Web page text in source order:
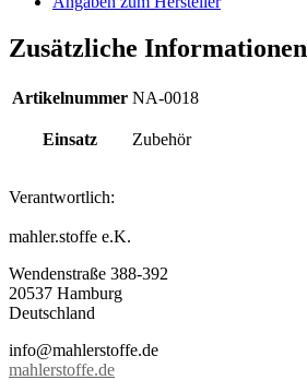
Zusätzliche Informationen
Artikelnummer NA-0018
Einsatz Zubehör
Verantwortlich:
mahler.stoffe e.K.
Wendenstraße 388-392
20537 Hamburg
Deutschland
info@mahlerstoffe.de
mahlerstoffe.de